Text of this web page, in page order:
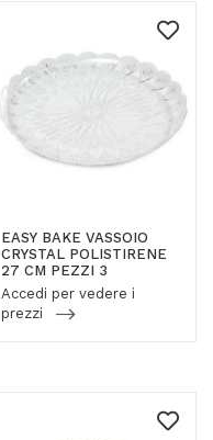
EASY BAKE VASSOIO
CRYSTAL POLISTIRENE
27 CM PEZZI 3
Accedi per vedere i
prezzi